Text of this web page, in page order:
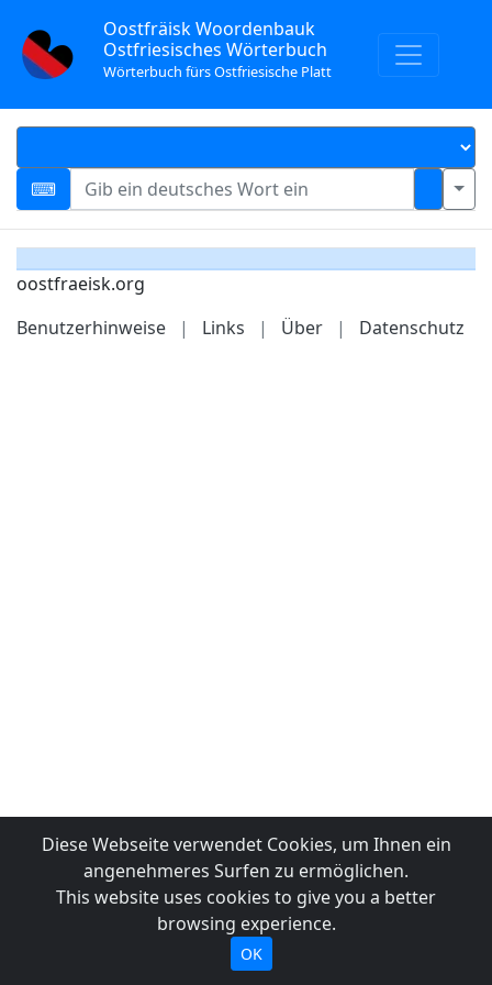
Oostfräisk Woordenbauk
Ostfriesisches Wörterbuch
Wörterbuch fürs Ostfriesische Platt
oostfraeisk.org
Benutzerhinweise
| Links | Über | Datenschutz
Diese Webseite verwendet Cookies, um Ihnen ein
angenehmeres Surfen zu ermöglichen.
This website uses cookies to give you a better
browsing experience.
OK